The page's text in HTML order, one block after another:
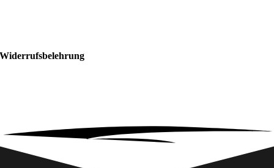
Widerrufsbelehrung